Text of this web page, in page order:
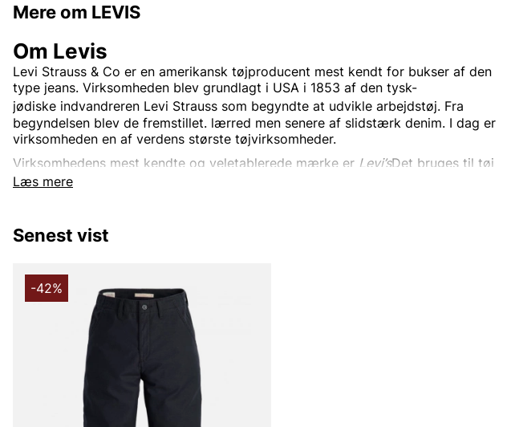
Mere om LEVIS
Læs mere
Om Levis
Levi Strauss & Co er en amerikansk tøjproducent mest kendt for bukser af den
type jeans. Virksomheden blev grundlagt i USA i 1853 af den tysk-
jødiske indvandreren Levi Strauss som begyndte at udvikle arbejdstøj. Fra
begyndelsen blev de fremstillet. lærred men senere af slidstærk denim. I dag er
virksomheden en af verdens største tøjvirksomheder.
Virksomhedens mest kendte og veletablerede mærke er Levi’sDet bruges til tøj
verden rundt. Oprindeligt var Levi's kun et produktnavn på de
blevet en stor klassiker verden over.
Andre populære mærker:
Oscar Jacobson
Senest vist
-42%